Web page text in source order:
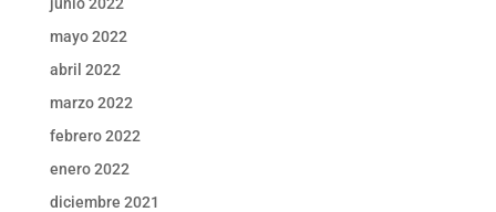
mayo 2022
abril 2022
marzo 2022
febrero 2022
enero 2022
diciembre 2021